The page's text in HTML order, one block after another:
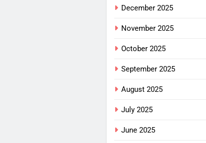
December 2025
November 2025
October 2025
September 2025
August 2025
July 2025
June 2025